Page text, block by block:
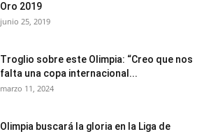
Oro 2019
junio 25, 2019
Troglio sobre este Olimpia: “Creo que nos
falta una copa internacional...
marzo 11, 2024
Olimpia buscará la gloria en la Liga de